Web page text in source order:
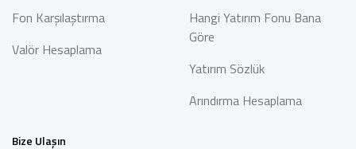
Fon Karşılaştırma
Valör Hesaplama
Hangi Yatırım Fonu Bana
Göre
Yatırım Sözlük
Arındırma Hesaplama
Bize Ulaşın